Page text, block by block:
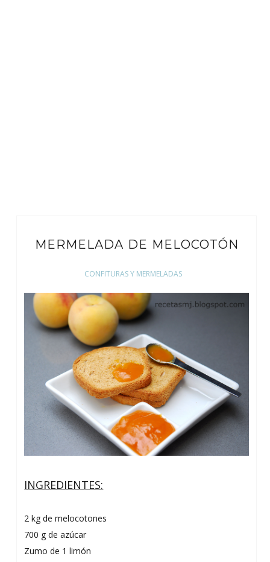
MERMELADA DE MELOCOTÓN
CONFITURAS Y MERMELADAS
INGREDIENTES:
2 kg de melocotones
700 g de azúcar
Zumo de 1 limón